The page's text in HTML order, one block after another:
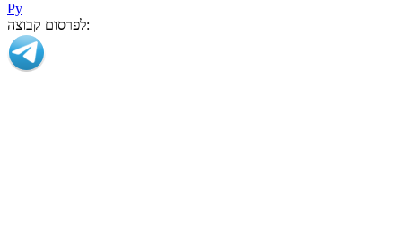
Ру
לפרסום קבוצה: